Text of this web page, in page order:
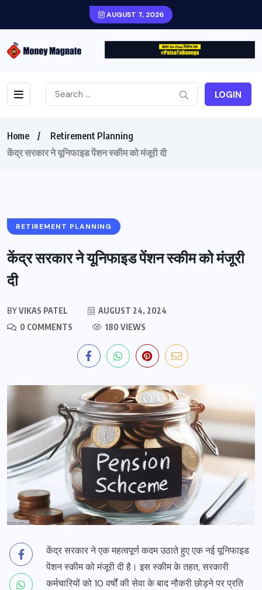
AUGUST 7, 2026
LOGIN
Home
Retirement Planning
केंद्र सरकार ने यूनिफाइड पेंशन स्कीम को मंजूरी दी
RETIREMENT PLANNING
केंद्र सरकार ने यूनिफाइड पेंशन स्कीम को मंजूरी
दी
BYVIKAS PATEL
AUGUST 24, 2024
0 COMMENTS
180 VIEWS
केंद्र सरकार ने एक महत्वपूर्ण कदम उठाते हुए एक नई यूनिफाइड
पेंशन स्कीम को मंजूरी दी है। इस स्कीम के तहत, सरकारी
कर्मचारियों को 10 वर्षों की सेवा के बाद नौकरी छोड़ने पर प्रति